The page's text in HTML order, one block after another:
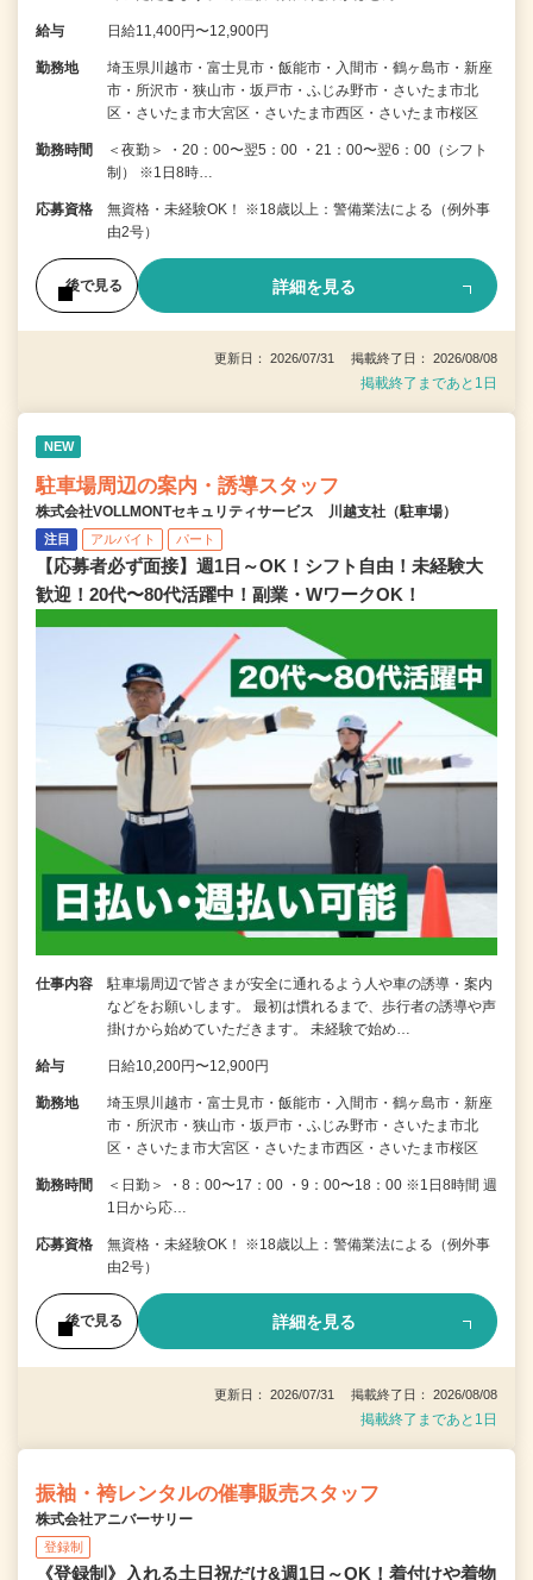
給与 日給11,400円〜12,900円
勤務地
埼玉県川越市・富士見市・飯能市・入間市・鶴ヶ島市・新座
市・所沢市・狭山市・坂戸市・ふじみ野市・さいたま市北
区・さいたま市大宮区・さいたま市西区・さいたま市桜区
勤務時間
＜夜勤＞ ・20：00〜翌5：00 ・21：00〜翌6：00（シフト
制） ※1日8時…
応募資格
無資格・未経験OK！ ※18歳以上：警備業法による（例外事
由2号）
後で見る 詳細を見る
更新日： 2026/07/31 掲載終了日： 2026/08/08
掲載終了まであと1日
NEW
駐車場周辺の案内・誘導スタッフ
株式会社VOLLMONTセキュリティサービス 川越支社（駐車場）
注目 アルバイト パート
【応募者必ず面接】週1日～OK！シフト自由！未経験大
歓迎！20代〜80代活躍中！副業・WワークOK！
仕事内容
駐車場周辺で皆さまが安全に通れるよう人や車の誘導・案内
などをお願いします。 最初は慣れるまで、歩行者の誘導や声
掛けから始めていただきます。 未経験で始め…
給与 日給10,200円〜12,900円
勤務地
埼玉県川越市・富士見市・飯能市・入間市・鶴ヶ島市・新座
市・所沢市・狭山市・坂戸市・ふじみ野市・さいたま市北
区・さいたま市大宮区・さいたま市西区・さいたま市桜区
勤務時間
＜日勤＞ ・8：00〜17：00 ・9：00〜18：00 ※1日8時間 週
1日から応…
応募資格
無資格・未経験OK！ ※18歳以上：警備業法による（例外事
由2号）
後で見る 詳細を見る
更新日： 2026/07/31 掲載終了日： 2026/08/08
掲載終了まであと1日
振袖・袴レンタルの催事販売スタッフ
株式会社アニバーサリー
登録制
《登録制》入れる土日祝だけ&週1日～OK！着付けや着物